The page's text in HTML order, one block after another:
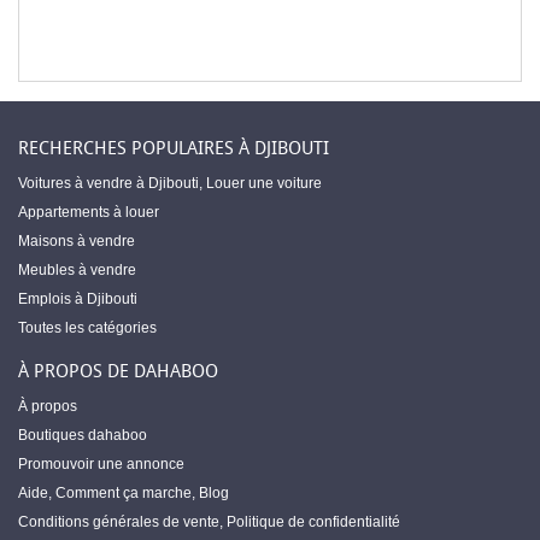
RECHERCHES POPULAIRES À DJIBOUTI
Voitures à vendre à Djibouti, Louer une voiture
Appartements à louer
Maisons à vendre
Meubles à vendre
Emplois à Djibouti
Toutes les catégories
À PROPOS DE DAHABOO
À propos
Boutiques dahaboo
Promouvoir une annonce
Aide, Comment ça marche, Blog
Conditions générales de vente, Politique de confidentialité